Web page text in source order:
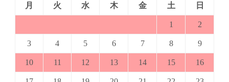
月
火 水 木 金 土 日
1 2
3 4 5 6 7 8 9
10 11 12 13 14 15 16